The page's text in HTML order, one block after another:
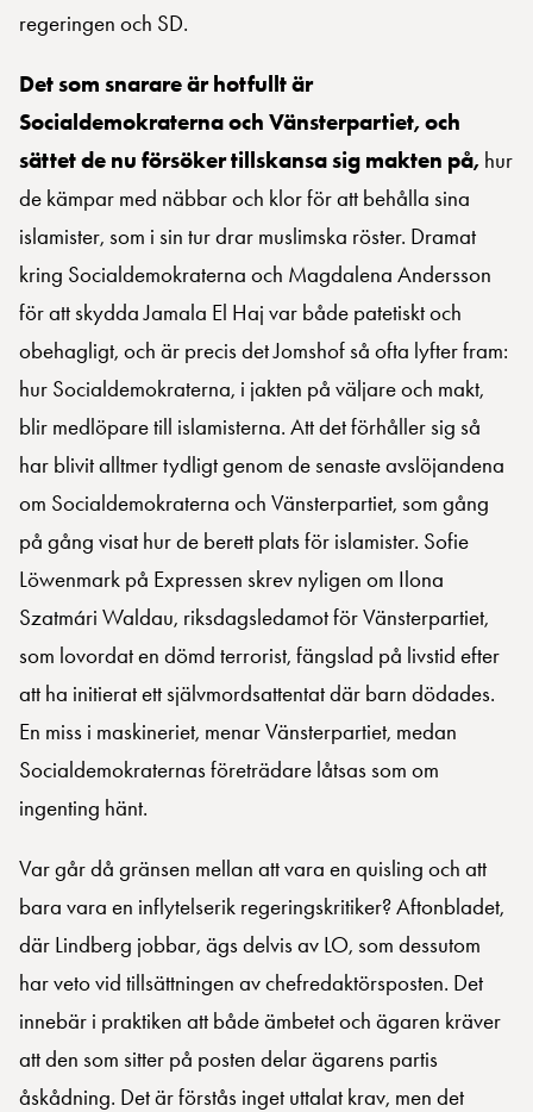
regeringen och SD.
Det som snarare är hotfullt är
Socialdemokraterna och Vänsterpartiet, och
sättet de nu försöker tillskansa sig makten på, hur
de kämpar med näbbar och klor för att behålla sina
islamister, som i sin tur drar muslimska röster. Dramat
kring Socialdemokraterna och Magdalena Andersson
för att skydda Jamala El Haj var både patetiskt och
obehagligt, och är precis det Jomshof så ofta lyfter fram:
hur Socialdemokraterna, i jakten på väljare och makt,
blir medlöpare till islamisterna. Att det förhåller sig så
har blivit alltmer tydligt genom de senaste avslöjandena
om Socialdemokraterna och Vänsterpartiet, som gång
på gång visat hur de berett plats för islamister. Sofie
Löwenmark på Expressen skrev nyligen om Ilona
Szatmári Waldau, riksdagsledamot för Vänsterpartiet,
som lovordat en dömd terrorist, fängslad på livstid efter
att ha initierat ett självmordsattentat där barn dödades.
En miss i maskineriet, menar Vänsterpartiet, medan
Socialdemokraternas företrädare låtsas som om
ingenting hänt.
Var går då gränsen mellan att vara en quisling och att
bara vara en inflytelserik regeringskritiker? Aftonbladet,
där Lindberg jobbar, ägs delvis av LO, som dessutom
har veto vid tillsättningen av chefredaktörsposten. Det
innebär i praktiken att både ämbetet och ägaren kräver
att den som sitter på posten delar ägarens partis
åskådning. Det är förstås inget uttalat krav, men det